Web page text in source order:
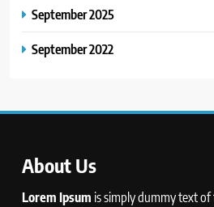
September 2025
September 2022
About Us
Lorem Ipsum is simply dummy text